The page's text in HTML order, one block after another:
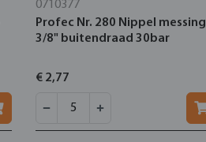
0710377
Profec Nr. 280 Nippel messing
3/8" buitendraad 30bar
€ 2,77